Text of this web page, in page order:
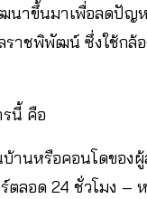
นาขึ้นมาเพื่อลดปัญ
ราชพิพัฒน์ ซึ่งใช้กล้
รนี้ คือ
บ้านหรือคอนโดของ
ตลอด 24 ชั่วโมง –